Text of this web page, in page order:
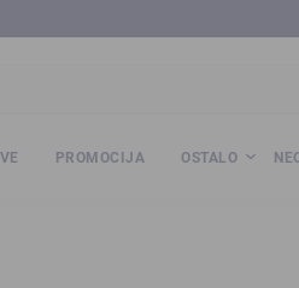
PROMOCIJA OSTALO